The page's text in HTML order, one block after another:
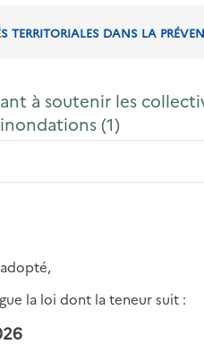
DANS LA
à soutenir les
(1)
la loi dont la teneur suit :